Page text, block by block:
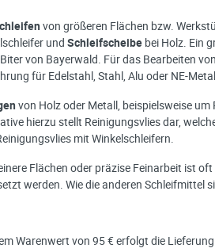
von größeren Flächen bzw.
und Schleifscheibe bei Holz. Ein
von Bayerwald. Für das Bearbeiten
für Edelstahl, Stahl, Alu oder NE-
von Holz oder Metall, beispielsweise
hierzu stellt Reinigungsvlies dar,
mit Winkelschleifern.
Flächen oder präzise Feinarbeit ist
werden. Wie die anderen Schleifmittel
Warenwert von 95 € erfolgt die